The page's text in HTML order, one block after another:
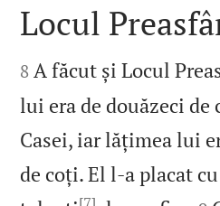

Locul

8 A făcut și Locul
lui era de douăzeci
Casei, iar lățimea lui
de coți. El l‑a placat